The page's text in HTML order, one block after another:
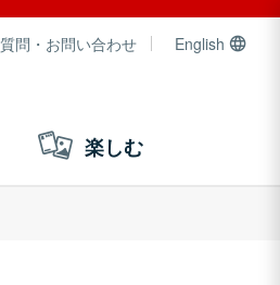
問・お問い合わせ English
楽しむ